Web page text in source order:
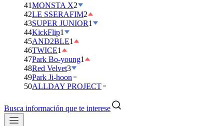
41MONSTA X2
42LE SSERAFIM2
43SUPER JUNIOR1
44KickFlip1
45AND2BLE1
46TWICE1
47Park Bo-young1
48Red Velvet3
49Park Ji-hoon
50ALLDAY PROJECT
Busca información que te interese